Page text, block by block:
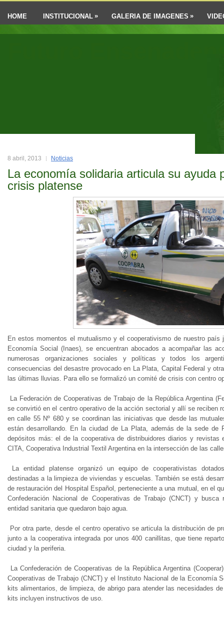
HOME INSTITUCIONAL » GALERIA DE IMAGENES »
8 abril, 2013 Noticias
La economía solidaria articula su ayuda
crisis platense
En estos momentos el mutualismo y el cooperativismo de nuestro país
Economía Social (Inaes), se encuentran abocados a acompañar las
numerosas organizaciones sociales y políticas y todos los
consecuencias del desastre provocado en La Plata, Capital Federal y
las últimas lluvias. Para ello se formalizó un comité de crisis con centro
La Federación de Cooperativas de Trabajo de la República Argentina
se convirtió en el centro operativo de la acción sectorial y allí se reciben
en calle 55 Nº 680 y se coordinan las iniciativas que desde las
están desarrollando. En la ciudad de La Plata, además de la sede de
depósitos más: el de la cooperativa de distribuidores diarios y
CITA, Cooperativa Industrial Textil Argentina en la intersección de las
La entidad platense organizó un equipo de cooperativistas
destinadas a la limpieza de viviendas y escuelas. También se está
de restauración del Hospital Español, perteneciente a una mutual, en el
Confederación Nacional de Cooperativas de Trabajo (CNCT) y
entidad sanitaria que quedaron bajo agua.
Por otra parte, desde el centro operativo se articula la distribución de
junto a la cooperativa integrada por unos 400 canillitas, que tiene
ciudad y la periferia.
La Confederación de Cooperativas de la República Argentina
Cooperativas de Trabajo (CNCT) y el Instituto Nacional de la Economía
kits alimentarios, de limpieza, de abrigo para atender las necesidades
kits incluyen instructivos de uso.